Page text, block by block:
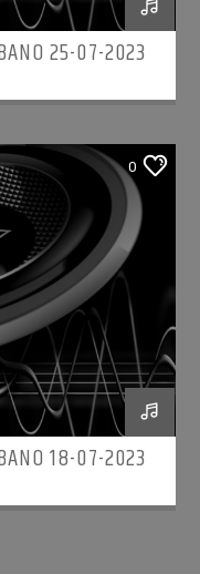
25-07-2023
0
18-07-2023